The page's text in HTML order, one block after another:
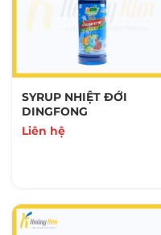
SYRUP NHIỆT ĐỚI
DINGFONG
Liên hệ